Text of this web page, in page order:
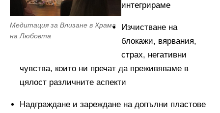
Медитация за Влизане в Храма
на Любовта
интегрираме
Изчистване на
блокажи, вярвания,
страх, негативни
чувства, които ни пречат да преживяваме в
цялост различните аспекти
Надграждане и зареждане на допълни пластове